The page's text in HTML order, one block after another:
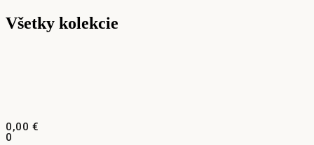
Všetky kolekcie
0,00 €
0